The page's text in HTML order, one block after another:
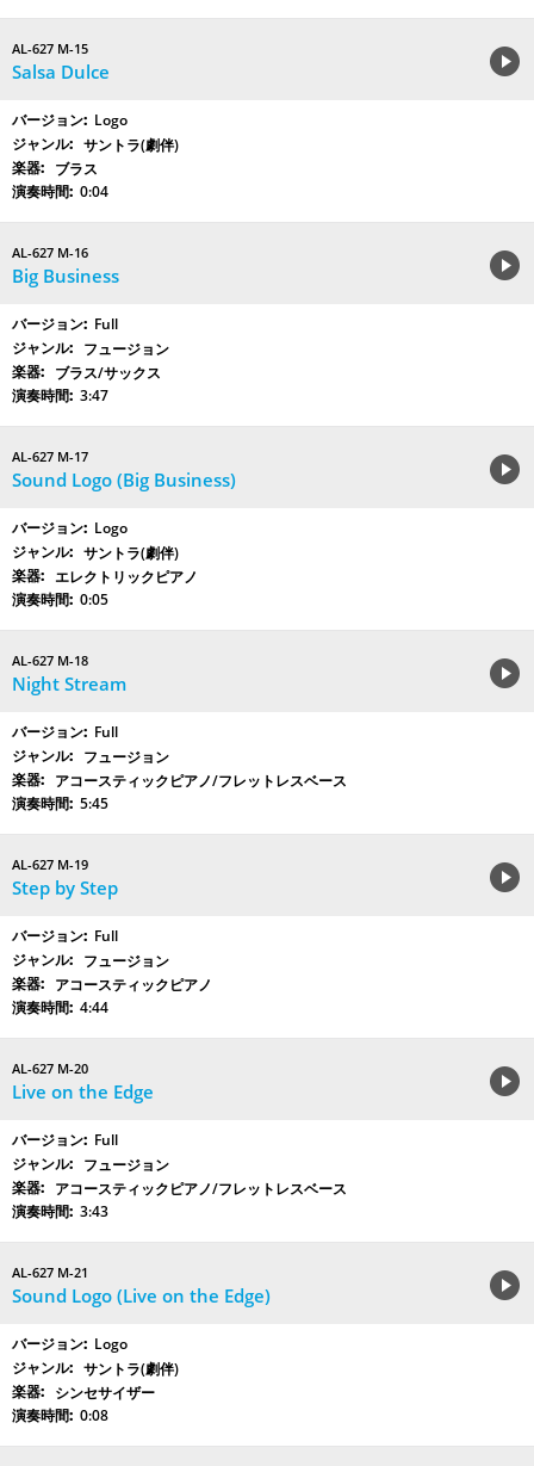
AL-627 M-15
Salsa Dulce
Logo
サントラ(劇伴)
ブラス
0:04
AL-627 M-16
Big Business
Full
フュージョン
ブラス/サックス
3:47
AL-627 M-17
Sound Logo (Big Business)
Logo
サントラ(劇伴)
エレクトリックピアノ
0:05
AL-627 M-18
Night Stream
Full
フュージョン
アコースティックピアノ/フレットレスベース
5:45
AL-627 M-19
Step by Step
Full
フュージョン
アコースティックピアノ
4:44
AL-627 M-20
Live on the Edge
Full
フュージョン
アコースティックピアノ/フレットレスベース
3:43
AL-627 M-21
Sound Logo (Live on the Edge)
Logo
サントラ(劇伴)
シンセサイザー
0:08